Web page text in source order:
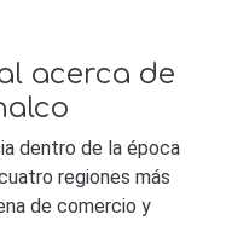
acerca de
dentro de la época
regiones más
de comercio y